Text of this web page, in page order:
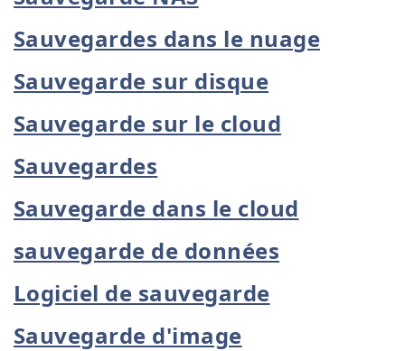
Sauvegardes dans le nuage
Sauvegarde sur disque
Sauvegarde sur le cloud
Sauvegardes
Sauvegarde dans le cloud
sauvegarde de données
Logiciel de sauvegarde
Sauvegarde d'image